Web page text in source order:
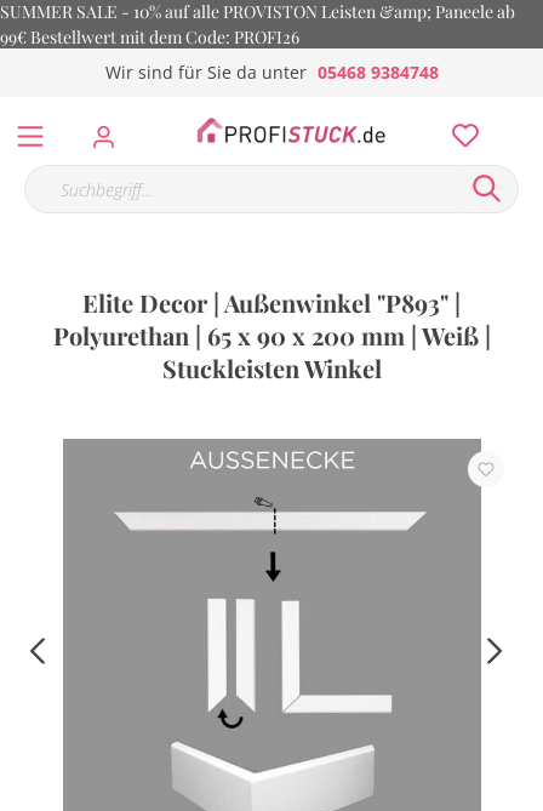
SUMMER SALE - 10% auf alle PROVISTON Leisten &amp; Paneele ab
99€ Bestellwert mit dem Code: PROFI26
Wir sind für Sie da unter 05468 9384748
Elite Decor | Außenwinkel "P893" |
Polyurethan | 65 x 90 x 200 mm | Weiß |
Stuckleisten Winkel